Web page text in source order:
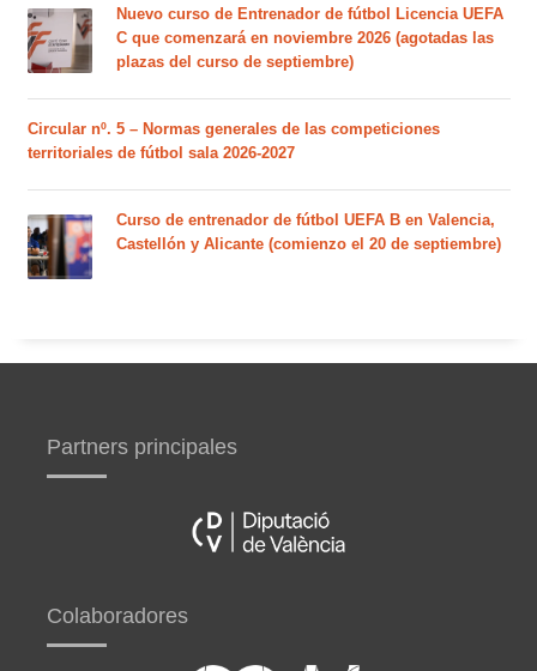
Nuevo curso de Entrenador de fútbol Licencia UEFA
C que comenzará en noviembre 2026 (agotadas las
plazas del curso de septiembre)
Circular nº. 5 – Normas generales de las competiciones
territoriales de fútbol sala 2026-2027
Curso de entrenador de fútbol UEFA B en Valencia,
Castellón y Alicante (comienzo el 20 de septiembre)
Partners principales
Colaboradores